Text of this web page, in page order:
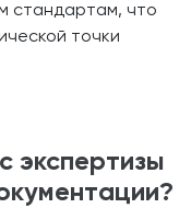
стандартам, что
точки
экспертизы